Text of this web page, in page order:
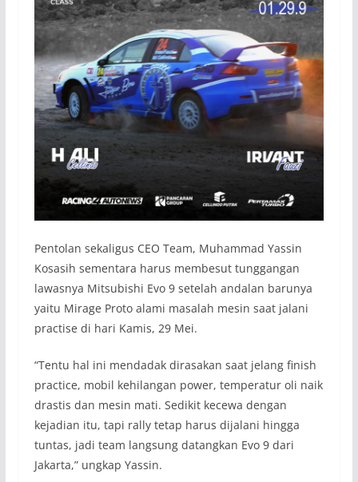
Pentolan sekaligus CEO Team, Muhammad Yassin
Kosasih sementara harus membesut tunggangan
lawasnya Mitsubishi Evo 9 setelah andalan barunya
yaitu Mirage Proto alami masalah mesin saat jalani
practise di hari Kamis, 29 Mei.
“Tentu hal ini mendadak dirasakan saat jelang finish
practice, mobil kehilangan power, temperatur oli naik
drastis dan mesin mati. Sedikit kecewa dengan
kejadian itu, tapi rally tetap harus dijalani hingga
tuntas, jadi team langsung datangkan Evo 9 dari
Jakarta,” ungkap Yassin.